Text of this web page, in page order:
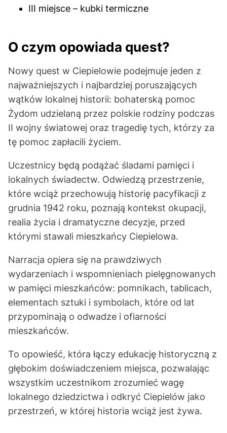
III miejsce – kubki termiczne
O czym opowiada quest?
Nowy quest w Ciepielowie podejmuje jeden z
najważniejszych i najbardziej poruszających
wątków lokalnej historii: bohaterską pomoc
Żydom udzielaną przez polskie rodziny podczas
II wojny światowej oraz tragedię tych, którzy za
tę pomoc zapłacili życiem.
Uczestnicy będą podążać śladami pamięci i
lokalnych świadectw. Odwiedzą przestrzenie,
które wciąż przechowują historię pacyfikacji z
grudnia 1942 roku, poznają kontekst okupacji,
realia życia i dramatyczne decyzje, przed
którymi stawali mieszkańcy Ciepielowa.
Narracja opiera się na prawdziwych
wydarzeniach i wspomnieniach pielęgnowanych
w pamięci mieszkańców: pomnikach, tablicach,
elementach sztuki i symbolach, które od lat
przypominają o odwadze i ofiarności
mieszkańców.
To opowieść, która łączy edukację historyczną z
głębokim doświadczeniem miejsca, pozwalając
wszystkim uczestnikom zrozumieć wagę
lokalnego dziedzictwa i odkryć Ciepielów jako
przestrzeń, w której historia wciąż jest żywa.